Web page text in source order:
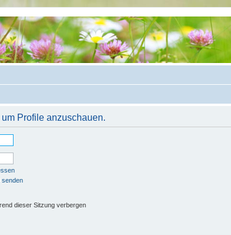
Profile anzuschauen.
senden
dieser Sitzung verbergen